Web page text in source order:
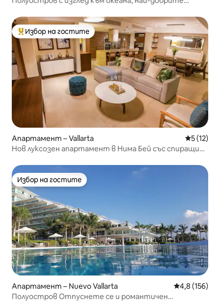
Най-популярен избор на гостите
Избор на гостите
Апартамент – Vallarta Средна
5 (12)
Нов луксозен апартамент в Нима Бей със спиращи
Избор на гостите
Избор на гостите
Апартамент – Nuevo Vallarta Средна
4,8 (156)
Полуостров Отпуснете се и романтичен